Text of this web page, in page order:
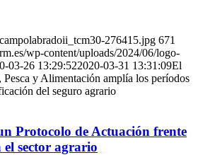
276415.jpg 671
wp-content/uploads/2024/06/logo-
03-26 13:29:522020-03-31 13:31:09El
y Alimentación amplía los períodos
del seguro agrario
Protocolo de Actuación frente
sector agrario